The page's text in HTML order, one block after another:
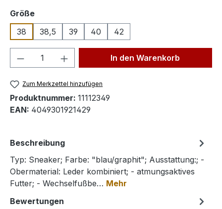
Größeauswählen
38
38,5 39 40 42
Produkt Anzahl: Gib denIn den Warenkorb
Zum Merkzettel hinzufügen
Produktnummer: 11112349
EAN: 4049301921429
Beschreibung
Typ: Sneaker; Farbe: "blau/graphit"; Ausstattung:; -
Obermaterial: Leder kombiniert; - atmungsaktives
Futter; - Wechselfußbe… Mehr
Bewertungen